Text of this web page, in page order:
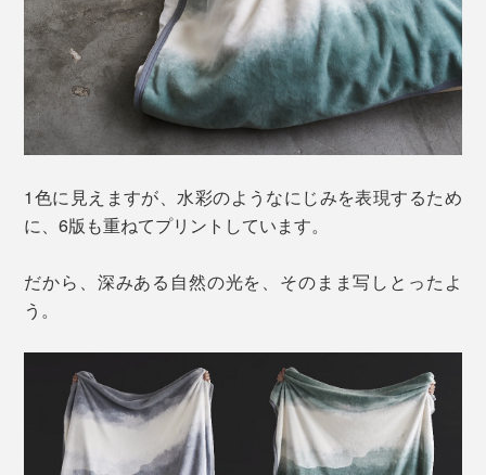
1色に見えますが、水彩のようなにじみを表現するため
に、6版も重ねてプリントしています。
だから、深みある自然の光を、そのまま写しとったよ
う。